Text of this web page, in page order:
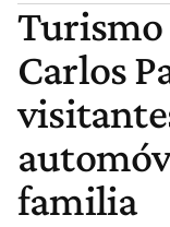
Turismo
Carlos
familia